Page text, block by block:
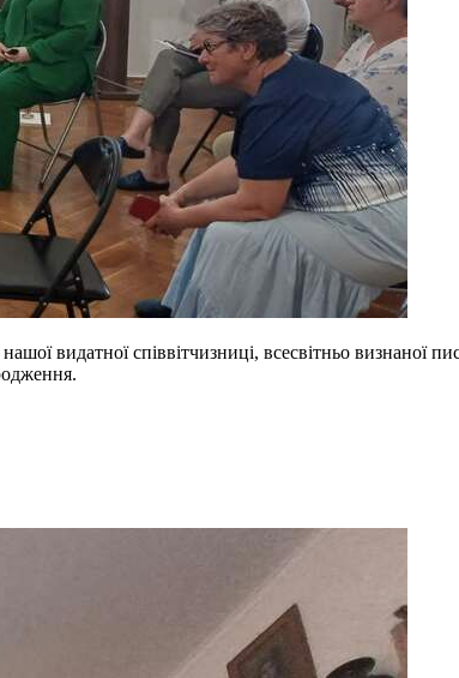
видатної співвітчизниці, всесвітньо визнаної